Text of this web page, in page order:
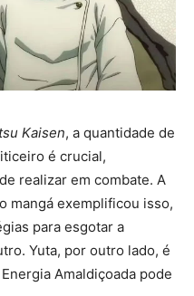
Kaisen, a quantidade de
é crucial,
realizar em combate. A
mangá exemplificou isso,
para esgotar a
Yuta, por outro lado, é
Amaldiçoada pode